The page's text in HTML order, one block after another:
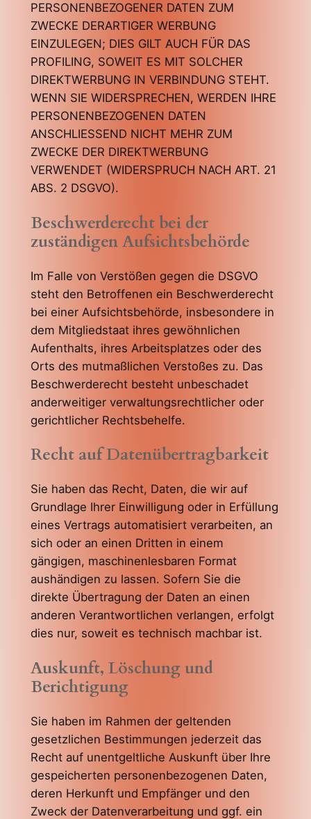
PERSONENBEZOGENER DATEN ZUM
ZWECKE DERARTIGER WERBUNG
EINZULEGEN; DIES GILT AUCH FÜR DAS
PROFILING, SOWEIT ES MIT SOLCHER
DIREKTWERBUNG IN VERBINDUNG STEHT.
WENN SIE WIDERSPRECHEN, WERDEN IHRE
PERSONENBEZOGENEN DATEN
ANSCHLIESSEND NICHT MEHR ZUM
ZWECKE DER DIREKTWERBUNG
VERWENDET (WIDERSPRUCH NACH ART. 21
ABS. 2 DSGVO).
Beschwerderecht bei der
zuständigen Aufsichtsbehörde
Im Falle von Verstößen gegen die DSGVO
steht den Betroffenen ein Beschwerderecht
bei einer Aufsichtsbehörde, insbesondere in
dem Mitgliedstaat ihres gewöhnlichen
Aufenthalts, ihres Arbeitsplatzes oder des
Orts des mutmaßlichen Verstoßes zu. Das
Beschwerderecht besteht unbeschadet
anderweitiger verwaltungsrechtlicher oder
gerichtlicher Rechtsbehelfe.
Recht auf Datenübertragbarkeit
Sie haben das Recht, Daten, die wir auf
Grundlage Ihrer Einwilligung oder in Erfüllung
eines Vertrags automatisiert verarbeiten, an
sich oder an einen Dritten in einem
gängigen, maschinenlesbaren Format
aushändigen zu lassen. Sofern Sie die
direkte Übertragung der Daten an einen
anderen Verantwortlichen verlangen, erfolgt
dies nur, soweit es technisch machbar ist.
Auskunft, Löschung und
Berichtigung
Sie haben im Rahmen der geltenden
gesetzlichen Bestimmungen jederzeit das
Recht auf unentgeltliche Auskunft über Ihre
gespeicherten personenbezogenen Daten,
deren Herkunft und Empfänger und den
Zweck der Datenverarbeitung und ggf. ein